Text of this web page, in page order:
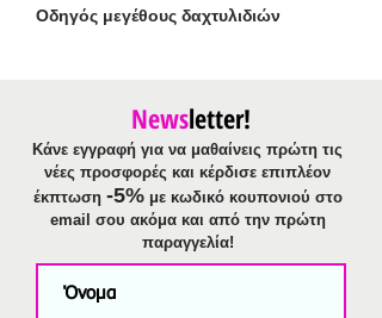
Οδηγός μεγέθους δαχτυλιδιών
Newsletter!
Κάνε εγγραφή για να μαθαίνεις πρώτη τις
νέες προσφορές και κέρδισε επιπλέον
έκπτωση -5%με κωδικό κουπονιού στο
email σου ακόμα και από την πρώτη
παραγγελία!